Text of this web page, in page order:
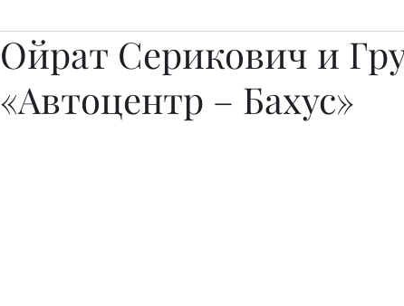
Ойрат Серикович и
«Автоцентр – Бахус»